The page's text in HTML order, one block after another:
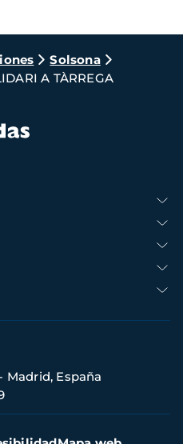
Solsona
A TÀRREGA
Madrid, España